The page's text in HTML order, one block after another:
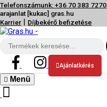
Telefonszámunk: +36 70 383 7270
arajanlat [kukac] gras.hu
Karrier | Díjbekérő befizetése
Ajánlatkérés
Menü